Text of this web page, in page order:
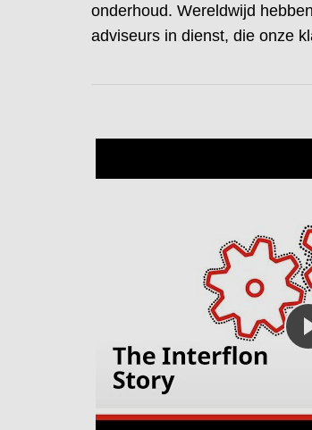
onderhoud. Wereldwijd
adviseurs in dienst, die onze